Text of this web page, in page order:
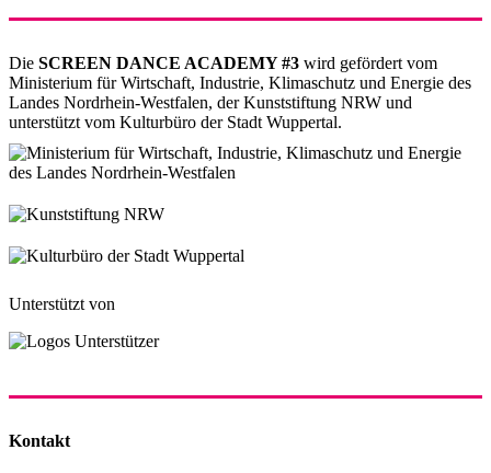
Die SCREEN DANCE ACADEMY #3 wird gefördert vom
Ministerium für Wirtschaft, Industrie, Klimaschutz und Energie des
Landes Nordrhein-Westfalen, der Kunststiftung NRW und
unterstützt vom Kulturbüro der Stadt Wuppertal.
Unterstützt von
Kontakt